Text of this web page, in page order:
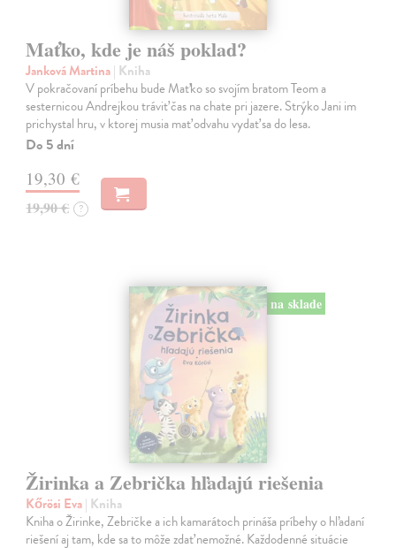
Maťko, kde je náš poklad?
Janková Martina| Kniha
V pokračovaní príbehu bude Maťko so svojím bratom Teom a
sesternicou Andrejkou tráviť čas na chate pri jazere. Strýko Jani im
prichystal hru, v ktorej musia mať odvahu vydať sa do lesa.
Do 5 dní
19,30 €
19,90 € ?
na sklade
Žirinka a Zebrička hľadajú riešenia
Kőrösi Eva| Kniha
Kniha o Žirinke, Zebričke a ich kamarátoch prináša príbehy o hľadaní
riešení aj tam, kde sa to môže zdať nemožné. Každodenné situácie